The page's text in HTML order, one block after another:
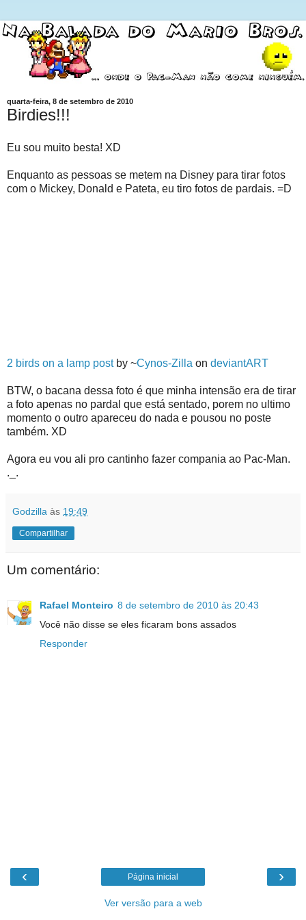
quarta-feira, 8 de setembro de 2010
Birdies!!!
Eu sou muito besta! XD
Enquanto as pessoas se metem na Disney para tirar fotos
com o Mickey, Donald e Pateta, eu tiro fotos de pardais. =D
2 birds on a lamp postby ~Cynos-Zilla on deviantART
BTW, o bacana dessa foto é que minha intensão era de tirar
a foto apenas no pardal que está sentado, porem no ultimo
momento o outro apareceu do nada e pousou no poste
também. XD
Agora eu vou ali pro cantinho fazer compania ao Pac-Man.
._.
Godzilla às 19:49
Compartilhar
Um comentário:
Rafael Monteiro 8 de setembro de 2010 às 20:43
Você não disse se eles ficaram bons assados
Responder
‹ ›
Página inicial
Ver versão para a web